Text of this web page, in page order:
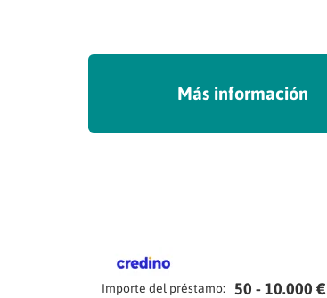
Más información
Importe del préstamo: 50 - 10.000 €